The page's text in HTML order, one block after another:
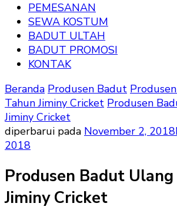
PEMESANAN
SEWA KOSTUM
BADUT ULTAH
BADUT PROMOSI
KONTAK
Beranda Produsen Badut
Tahun Jiminy Cricket Produsen
Jiminy Cricket
diperbarui pada November 2, 2018
2018
Produsen Badut
Jiminy Cricket